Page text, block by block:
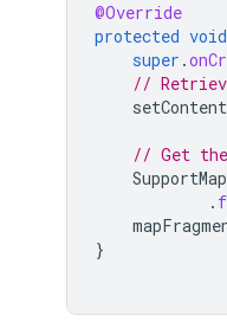
@Override
protected void
super .
//
// Get the
.
}